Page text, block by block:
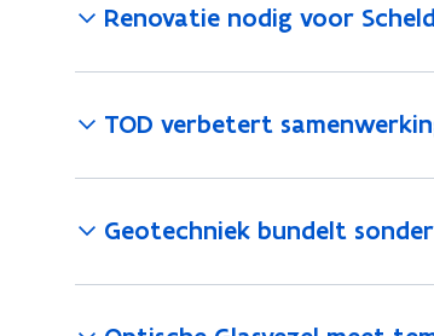
Renovatie nodig voor
TOD verbetert
Geotechniek bundelt